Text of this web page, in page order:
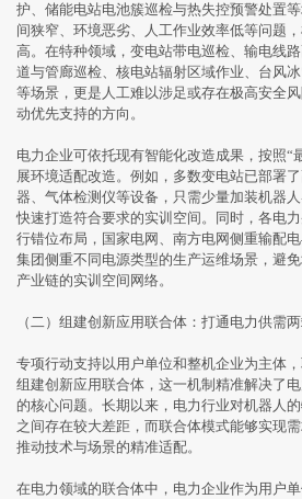
护、储能电站电池簇巡检与热失控预警处置
间狭窄、环境恶劣、人工作业效率低等问题
高。在特种领域，变电站带电巡检、输电线
道与管廊巡检、核电站辐射区域作业、台风
等场景，更是人工难以涉足或存在极高安全
动优先支持的方向。
电力企业可依托现有智能化改造成果，按照“
展环境适配改造。例如，多数变电站已部署
器、气体检测仪等设备，只需少量加装机器
快速打造符合要求的实训空间。同时，各电
行错位布局，国家电网、南方电网侧重输配
集团侧重不同电源类型的生产运维场景，避
产业链的实训空间网络。
（二）组建创新应用联合体：打通电力供需
专项行动支持以用户单位和整机企业为主体
组建创新应用联合体，这一机制精准解决了
的核心问题。长期以来，电力行业对机器人
之间存在较大差距，而联合体模式能够实现
推动技术与场景的精准适配。
在电力领域的联合体中，电力企业作为用户